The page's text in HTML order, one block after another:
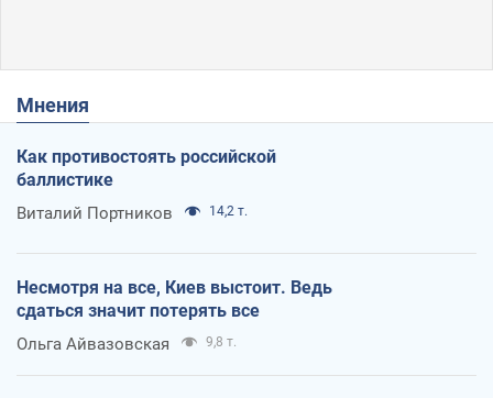
Мнения
Как противостоять российской
баллистике
Виталий Портников 14,2 т.
Несмотря на все, Киев выстоит. Ведь
сдаться значит потерять все
Ольга Айвазовская 9,8 т.